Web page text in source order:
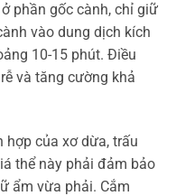
phần gốc cành, chỉ giữ
vào dung dịch kích
10-15 phút. Điều
và tăng cường khả
hợp của xơ dừa, trấu
thể này phải đảm bảo
ẩm vừa phải. Cắm